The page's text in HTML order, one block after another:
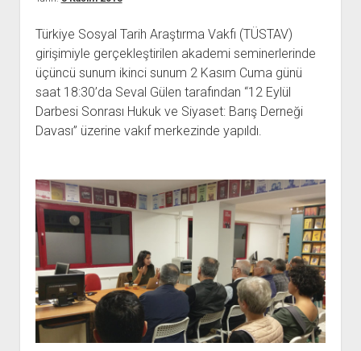
BARIŞ HAREKETLERİ ARŞİV FONU
DAVA DOSYALARI ARŞİV FONU
GÖRSEL-İŞİTSEL ARŞİV FONU
ARŞİVLERDEN YARARLANMA KOŞULLARI
SOL HAREKETLER KİTAPLIĞI
EMEK HAREKETİ KİTAPLIĞI
BARIŞ HAREKETİ KİTAPLIĞI
GENÇLİK HAREKETİ KİTAPLIĞI
KADIN HAREKETİ KİTAPLIĞI
ÖĞRETMEN HAREKETİ KİTAPLIĞI
AYDINLIK KÜLLİYATI KİTAPLIĞI
NÂZIM HİKMET KİTAPLIĞI
HİKMET KIVILCIMLI KİTAPLIĞI
KERİM SADİ KİTAPLIĞI
HAYDAR RİFAT KİTAPLIĞI
1940’LI YILLAR KİTAPLIĞI
YURTDIŞI KİTAPLIĞI
açılır
ARŞİVLERDEN YARARLANMA FORMU
KİTAP ABONE FORMU
aç
İLETİŞİM BİLGİLERİ
BANKA HESAPLARIMIZ
ÇALIŞMA GÜNLERİMİZ
Türkiye Sosyal Tarih Araştırma Vakfı (TÜSTAV)
girişimiyle gerçekleştirilen akademi seminerlerinde
üçüncü sunum ikinci sunum 2 Kasım Cuma günü
saat 18:30’da Seval Gülen tarafından “12 Eylül
Darbesi Sonrası Hukuk ve Siyaset: Barış Derneği
Davası” üzerine vakıf merkezinde yapıldı.